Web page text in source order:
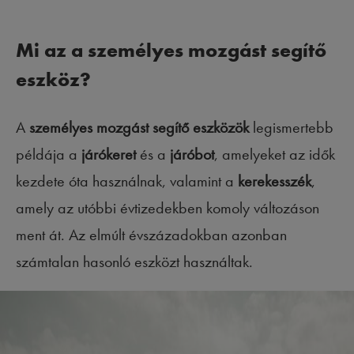
Mi az a személyes mozgást segítő
eszköz?
A személyes mozgást segítő eszközöklegismertebb
példája a járókeretés a járóbot, amelyeket az idők
kezdete óta használnak, valamint a kerekesszék,
amely az utóbbi évtizedekben komoly változáson
ment át. Az elmúlt évszázadokban azonban
számtalan hasonló eszközt használtak.